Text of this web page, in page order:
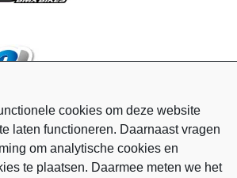
cookies om deze website
laten functioneren. Daarnaast vragen
om analytische cookies en
te plaatsen. Daarmee meten we het